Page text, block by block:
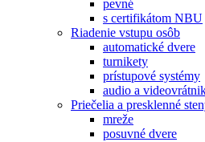
pevné
s certifikátom NBU
Riadenie vstupu osôb
automatické dvere
turnikety
prístupové systémy
audio a
Priečelia a presklenné
mreže
posuvné dvere